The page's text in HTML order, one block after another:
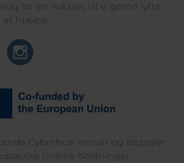
for en voksen, vil vi gerne lytte
at hjælpe
Cyberhus' ansvar og afspejler
Unions holdninger.